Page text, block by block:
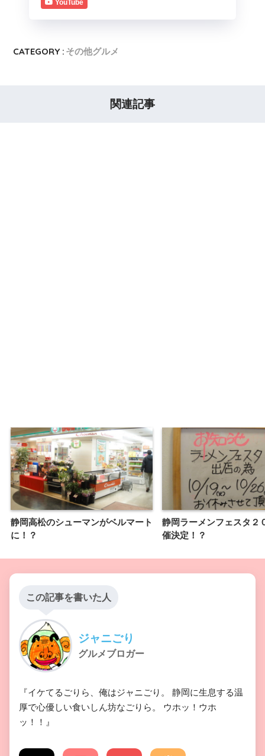
YouTube
CATEGORY : その他グルメ
関連記事
静岡高松のシューマンがベルマート
に！？
静岡ラーメンフェスタ２
催決定！？
この記事を書いた人
ジャニごり
グルメブロガー
『イケてるごりら、俺はジャニごり。 静岡に生息する温
厚で心優しい食いしん坊なごりら。 ウホッ！ウホ
ッ！！』